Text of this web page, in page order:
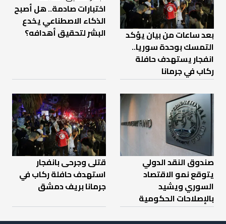
بعد ساعات من بيان يؤكد
التمسك بوحدة سوريا..
انفجار يستهدف حافلة
ركاب في جرمانا
اختبارات صادمة.. هل أصبح
الذكاء الاصطناعي يخدع
البشر لتحقيق أهدافه؟
صندوق النقد الدولي
يتوقع نمو الاقتصاد
السوري ويشيد
بالإصلاحات الحكومية
قتلى وجرحى بانفجار
استهدف حافلة ركاب في
جرمانا بريف دمشق